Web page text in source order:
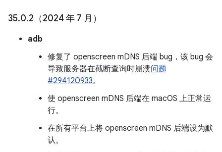
35.0.2（2024 年 7 月）
adb
修复了 openscreen mDNS 后端 bug，该 bug 会
导致服务器在截断查询时崩溃问题
#294120933。
使 openscreen mDNS 后端在 macOS 上正常运
行。
在所有平台上将 openscreen mDNS 后端设为默
认。